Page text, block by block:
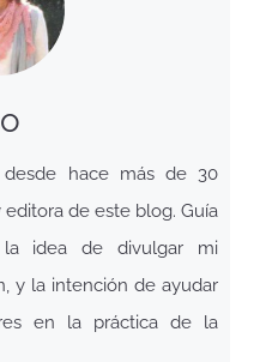
desde hace más de 30
de este blog. Guía
idea de divulgar mi
y la intención de ayudar
en la práctica de la